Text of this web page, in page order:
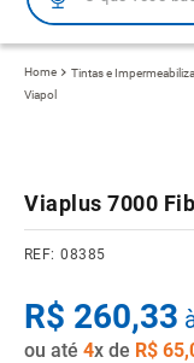
Tintas e
Viapol
Viaplus 7000
08385
R$ 260,33
ou até 4x de R$ 65,
1
revestimento
6º telha
7º gabinete